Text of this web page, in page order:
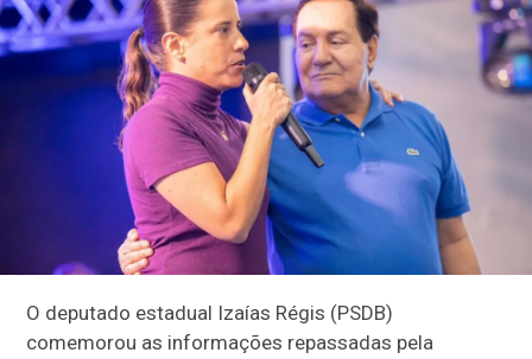
O deputado estadual Izaías Régis (PSDB)
comemorou as informações repassadas pela